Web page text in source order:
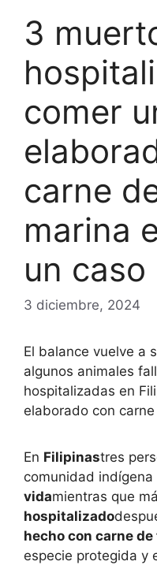
3
comer
carne
marina
un caso
3 diciembre, 2024
El balance vuelve a
algunos animales
hospitalizadas en
elaborado con
En Filipinastres
comunidad indígena
vidamientras que
hospitalizado
hecho con carne
especie protegida y